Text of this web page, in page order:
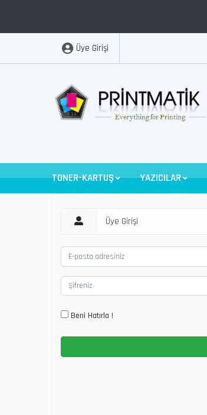
Üye Girişi
TONER-KARTUŞ YAZICILAR
Üye Girişi
Beni Hatırla !